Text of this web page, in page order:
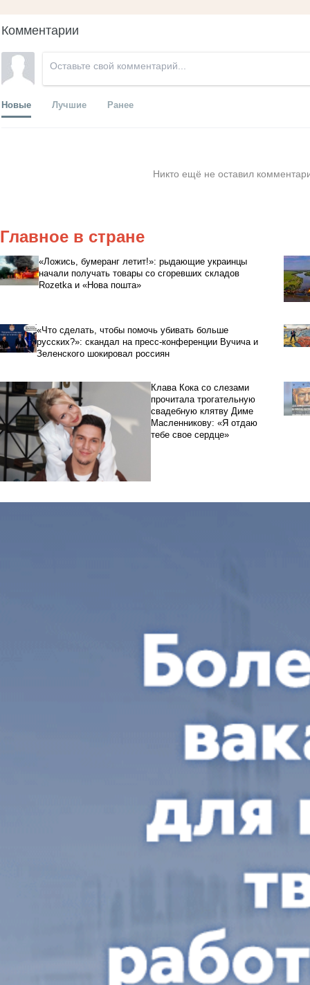
Комментарии
Новые Лучшие Ранее
Никто ещё не оставил
Главное в стране
«Ложись, бумеранг летит!»: рыдающие украинцы
начали получать товары со сгоревших складов
Rozetka и «Нова пошта»
«Что сделать, чтобы помочь убивать больше
русских?»: скандал на пресс-конференции Вучича и
Зеленского шокировал россиян
Клава Кока со слезами
прочитала трогательную
свадебную клятву Диме
Масленникову: «Я отдаю
тебе свое сердце»